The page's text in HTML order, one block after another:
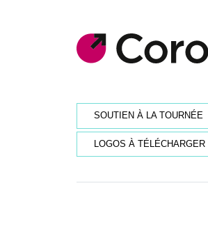
SOUTIEN À LA TOURNÉE
LOGOS À TÉLÉCHARGER